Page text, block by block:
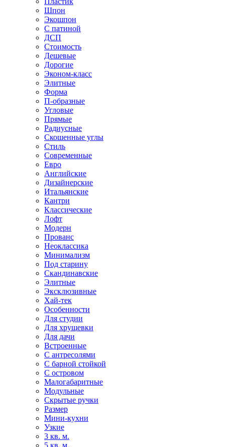
Шпон
Экошпон
С патиной
ДСП
Стоимость
Дешевые
Дорогие
Эконом-класс
Элитные
Форма
П-образные
Угловые
Прямые
Радиусные
Скошенные углы
Стиль
Современные
Евро
Английские
Дизайнерские
Итальянские
Кантри
Классические
Лофт
Модерн
Прованс
Неоклассика
Минимализм
Под старину
Скандинавские
Элитные
Эксклюзивные
Хай-тек
Особенности
Для студии
Для хрущевки
Для дачи
Встроенные
С антресолями
С барной стойкой
С островом
Малогабаритные
Модульные
Скрытые ручки
Размер
Мини-кухни
Узкие
3 кв. м.
5 кв. м.